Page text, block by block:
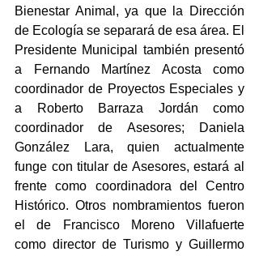
Bienestar Animal, ya que la Dirección
de Ecología se separará de esa área. El
Presidente Municipal también presentó
a Fernando Martínez Acosta como
coordinador de Proyectos Especiales y
a Roberto Barraza Jordán como
coordinador de Asesores; Daniela
González Lara, quien actualmente
funge con titular de Asesores, estará al
frente como coordinadora del Centro
Histórico. Otros nombramientos fueron
el de Francisco Moreno Villafuerte
como director de Turismo y Guillermo